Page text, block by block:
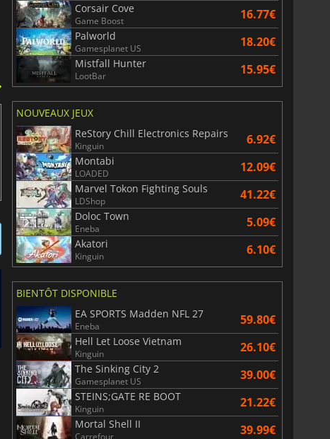
Corsair Cove
Game Boost 16.77€
Palworld
Gamesplanet US 18.20€
Mistfall Hunter
LootBar 15.95€
NOUVEAUX JEUX
ReStory Chill Electronics Repairs
Kinguin 6.92€
Montabi
LOADED 12.09€
Marvel Tokon Fighting Souls
LDShop 41.22€
Doloc Town
Eneba 5.09€
Akatori
Kinguin 6.10€
BIENTÔT DISPONIBLE
EA SPORTS Madden NFL 27
Eneba 59.80€
Hell Let Loose Vietnam
Kinguin 26.10€
The Sinking City 2
Gamesplanet US 39.00€
STEINS;GATE RE BOOT
Kinguin 21.22€
Mortal Shell II
Carrefour 39.99€